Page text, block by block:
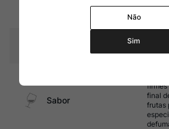
Amadurecimento
15
Sabor
firmes
final
frutas
Não
Sim